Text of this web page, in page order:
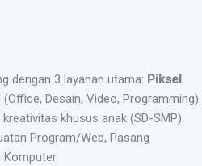
dengan 3 layanan utama: Piksel
Desain, Video, Programming).
khusus anak (SD-SMP).
Program/Web, Pasang
Komputer.